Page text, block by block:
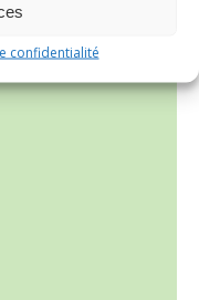
confidentialité